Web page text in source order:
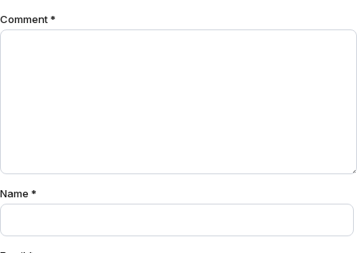
Comment*
Name *